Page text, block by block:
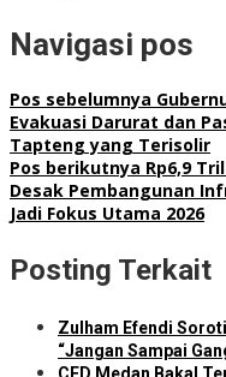
Navigasi pos
Pos sebelumnya
Evakuasi Darurat dan
Tapteng yang Terisolir
Pos berikutnya Rp6,9
Desak Pembangunan
Jadi Fokus Utama 2026
Posting Terkait
Zulham Efendi
“Jangan Sampai